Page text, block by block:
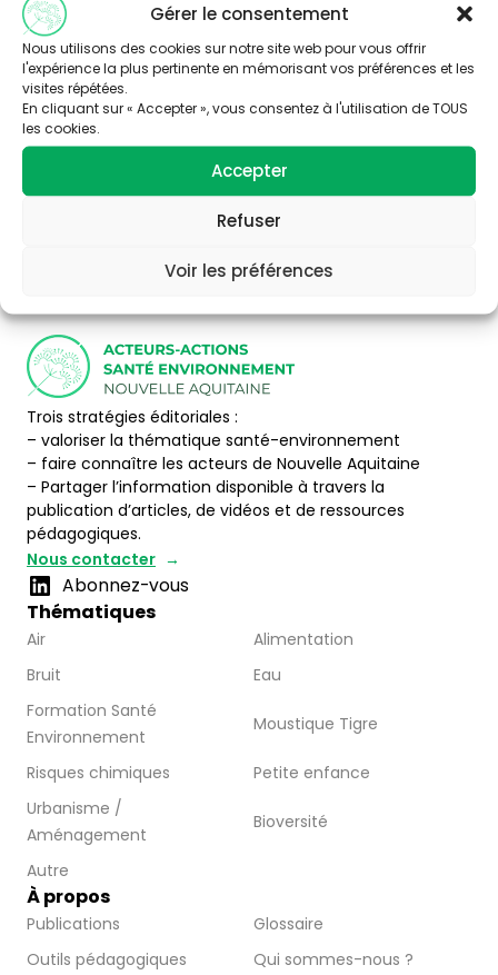
Gérer le consentement
Nous utilisons des cookies sur notre site web pour vous offrir
l'expérience la plus pertinente en mémorisant vos préférences et les
visites répétées.
En cliquant sur « Accepter », vous consentez à l'utilisation de TOUS
les cookies.
Accepter
Refuser
Voir les préférences
Trois stratégies éditoriales :
– valoriser la thématique santé-environnement
– faire connaître les acteurs de Nouvelle Aquitaine
– Partager l’information disponible à travers la
publication d’articles, de vidéos et de ressources
pédagogiques.
Nous contacter
Abonnez-vous
Thématiques
Air
Alimentation
Bruit
Eau
Formation Santé
Environnement
Moustique Tigre
Risques chimiques
Petite enfance
Urbanisme /
Aménagement
Bioversité
Autre
À propos
Publications
Glossaire
Outils pédagogiques
Qui sommes-nous ?